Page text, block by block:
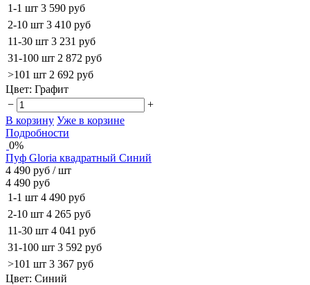
1-1 шт 3 590 руб
2-10 шт 3 410 руб
11-30 шт 3 231 руб
31-100 шт 2 872 руб
>101 шт 2 692 руб
Цвет: Графит
−
+
В корзину Уже в корзине
Подробности
0%
Пуф Gloria квадратный Синий
4 490 руб / шт
4 490 руб
1-1 шт 4 490 руб
2-10 шт 4 265 руб
11-30 шт 4 041 руб
31-100 шт 3 592 руб
>101 шт 3 367 руб
Цвет: Синий